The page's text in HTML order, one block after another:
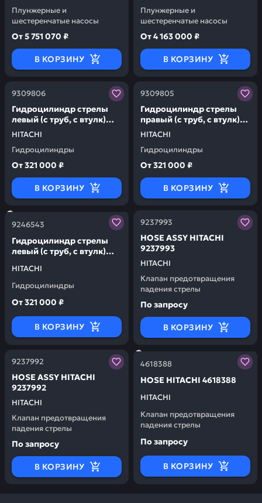
Плунжерные и
шестеренчатые насосы
От5 751 070 ₽
В КОРЗИНУ
Плунжерные и
шестеренчатые насосы
От4 163 000 ₽
В КОРЗИНУ
9309806
HITACHI
Гидроцилиндр стрелы
левый (c труб, c втулк)
zx270-zx300lc-3/5g/5a
HITACHI 9309806
Гидроцилиндры
Заказывая запчасти у нас, вы получаете гарантию
От321 000 ₽
В КОРЗИНУ
9309805
HITACHI
Гидроцилиндр стрелы
правый (c труб, c втулк)
zx270-zx300lc-3/5g/5a
HITACHI 9309805
Гидроцилиндры
Заказывая запчасти у
От321 000 ₽
В КОРЗИНУ
9246543
HITACHI
Гидроцилиндр стрелы
левый (c труб, c втулк)
HITACHI 9246543
Гидроцилиндры
Заказывая запчасти у нас, вы получаете гарантию
От321 000 ₽
В КОРЗИНУ
9237993
HITACHI
НОSЕ АSSY HITACHI
9237993
Клапан предотвращения
падения стрелы
Заказывая запчасти у
По запросу
В КОРЗИНУ
9237992
HITACHI
НОSЕ АSSY HITACHI
9237992
Клапан предотвращения
падения стрелы
Заказывая запчасти у нас, вы получаете гарантию
По запросу
В КОРЗИНУ
4618388
HITACHI
НОSЕ HITACHI 4618388
Клапан предотвращения
падения стрелы
Заказывая запчасти у
По запросу
В КОРЗИНУ